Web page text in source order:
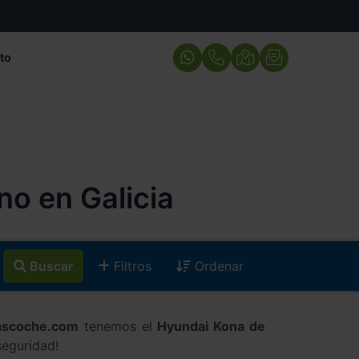
en Galicia
Buscar Filtros Ordenar
tenemos el Hyundai Kona de